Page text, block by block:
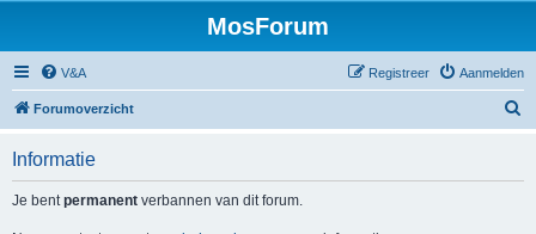
MosForum
V&A Aanmelden
Registreer
Forumoverzicht
Informatie
Je bentpermanent verbannen van dit forum.